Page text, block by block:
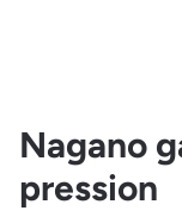
Nagano
pression